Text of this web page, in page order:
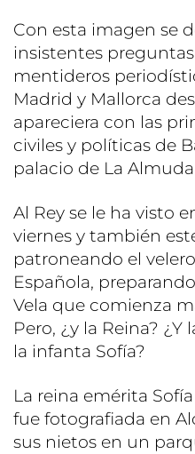
Con esta imagen se
insistentes
mentideros
Madrid y Mallorca
apareciera con las
civiles y políticas de
palacio de La
Al Rey se le ha visto
viernes y también
patroneando el
Española,
Vela que comienza
Pero, ¿y la Reina? ¿Y
la infanta Sofía?
La reina emérita
fue fotografiada en
sus nietos en un